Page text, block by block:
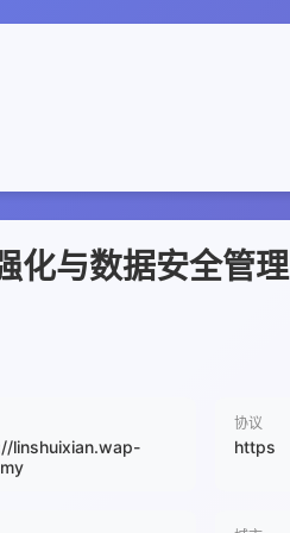
化与数据安全管理
linshuixian.wap-
协议
https